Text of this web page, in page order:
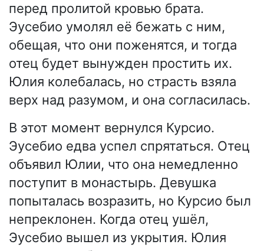
перед пролитой кровью брата.
Эусебио умолял её бежать с ним,
обещая, что они поженятся, и тогда
отец будет вынужден простить их.
Юлия колебалась, но страсть взяла
верх над разумом, и она согласилась.
В этот момент вернулся Курсио.
Эусебио едва успел спрятаться. Отец
объявил Юлии, что она немедленно
поступит в монастырь. Девушка
попыталась возразить, но Курсио был
непреклонен. Когда отец ушёл,
Эусебио вышел из укрытия. Юлия